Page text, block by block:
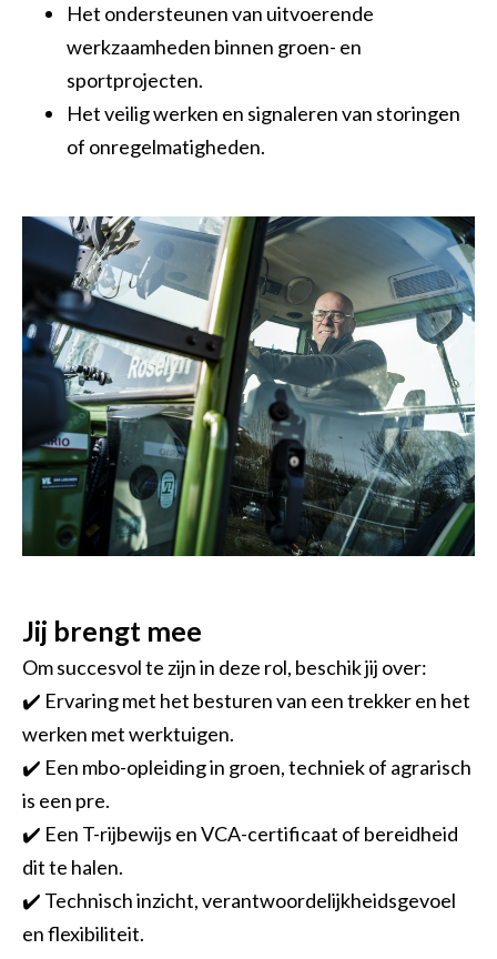
Het ondersteunen van uitvoerende
werkzaamheden binnen groen- en
sportprojecten.
Het veilig werken en signaleren van storingen
of onregelmatigheden.
Jij brengt mee
Om succesvol te zijn in deze rol, beschik jij over:
✔️ Ervaring met het besturen van een trekker en het
werken met werktuigen.
✔️ Een mbo-opleiding in groen, techniek of agrarisch
is een pre.
✔️ Een T-rijbewijs en VCA-certificaat of bereidheid
dit te halen.
✔️ Technisch inzicht, verantwoordelijkheidsgevoel
en flexibiliteit.